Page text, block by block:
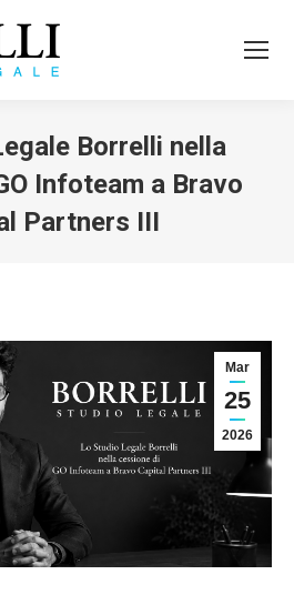
Borrelli nella
Infoteam a Bravo
Partners III
Mar
25
2026